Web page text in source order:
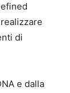
di
e dalla